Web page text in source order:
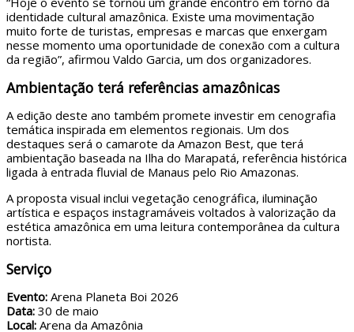
identidade cultural amazônica. Existe uma movimentação
muito forte de turistas, empresas e marcas que enxergam
nesse momento uma oportunidade de conexão com a cultura
da região”, afirmou Valdo Garcia, um dos organizadores.
Ambientação terá referências amazônicas
A edição deste ano também promete investir em cenografia
temática inspirada em elementos regionais. Um dos
destaques será o camarote da Amazon Best, que terá
ambientação baseada na Ilha do Marapatá, referência histórica
ligada à entrada fluvial de Manaus pelo Rio Amazonas.
A proposta visual inclui vegetação cenográfica, iluminação
artística e espaços instagramáveis voltados à valorização da
estética amazônica em uma leitura contemporânea da cultura
nortista.
Serviço
Evento: Arena Planeta Boi 2026
Data: 30 de maio
Local: Arena da Amazônia